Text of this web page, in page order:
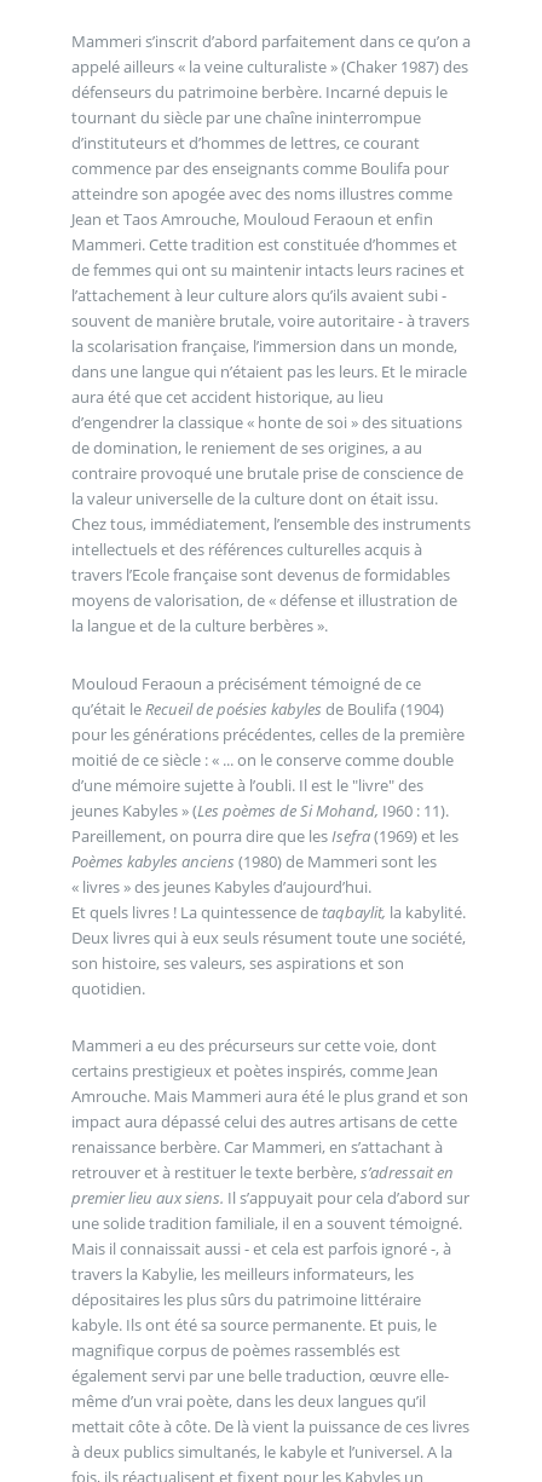
Mammeri s’inscrit d’abord parfaitement dans ce qu’on a
appelé ailleurs « la veine culturaliste » (Chaker 1987) des
défenseurs du patrimoine berbère. Incarné depuis le
tournant du siècle par une chaîne ininterrompue
d’instituteurs et d’hommes de lettres, ce courant
commence par des enseignants comme Boulifa pour
atteindre son apogée avec des noms illustres comme
Jean et Taos Amrouche, Mouloud Feraoun et enfin
Mammeri. Cette tradition est constituée d’hommes et
de femmes qui ont su maintenir intacts leurs racines et
l’attachement à leur culture alors qu’ils avaient subi -
souvent de manière brutale, voire autoritaire - à travers
la scolarisation française, l’immersion dans un monde,
dans une langue qui n’étaient pas les leurs. Et le miracle
aura été que cet accident historique, au lieu
d’engendrer la classique « honte de soi » des situations
de domination, le reniement de ses origines, a au
contraire provoqué une brutale prise de conscience de
la valeur universelle de la culture dont on était issu.
Chez tous, immédiatement, l’ensemble des instruments
intellectuels et des références culturelles acquis à
travers l’Ecole française sont devenus de formidables
moyens de valorisation, de « défense et illustration de
la langue et de la culture berbères ».
Mouloud Feraoun a précisément témoigné de ce
qu’était le Recueil de poésies kabyles de Boulifa (1904)
pour les générations précédentes, celles de la première
moitié de ce siècle : « ... on le conserve comme double
d’une mémoire sujette à l’oubli. Il est le "livre" des
jeunes Kabyles » (Les poèmes de Si Mohand, I960 : 11).
Pareillement, on pourra dire que les Isefra(1969) et les
Poèmes kabyles anciens (1980) de Mammeri sont les
« livres » des jeunes Kabyles d’aujourd’hui.
Et quels livres ! La quintessence detaqbaylit, la kabylité.
Deux livres qui à eux seuls résument toute une société,
son histoire, ses valeurs, ses aspirations et son
quotidien.
Mammeri a eu des précurseurs sur cette voie, dont
certains prestigieux et poètes inspirés, comme Jean
Amrouche. Mais Mammeri aura été le plus grand et son
impact aura dépassé celui des autres artisans de cette
renaissance berbère. Car Mammeri, en s’attachant à
retrouver et à restituer le texte berbère, s’adressait en
premier lieu aux siens. Il s’appuyait pour cela d’abord sur
une solide tradition familiale, il en a souvent témoigné.
Mais il connaissait aussi - et cela est parfois ignoré -, à
travers la Kabylie, les meilleurs informateurs, les
dépositaires les plus sûrs du patrimoine littéraire
kabyle. Ils ont été sa source permanente. Et puis, le
magnifique corpus de poèmes rassemblés est
également servi par une belle traduction, œuvre elle-
même d’un vrai poète, dans les deux langues qu’il
mettait côte à côte. De là vient la puissance de ces livres
à deux publics simultanés, le kabyle et l’universel. A la
fois, ils réactualisent et fixent pour les Kabyles un